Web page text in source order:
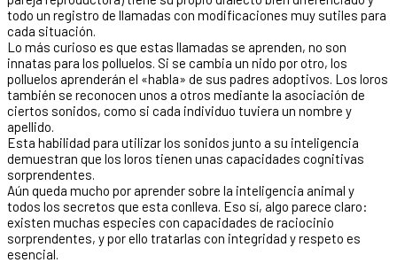
todo un registro de llamadas con modificaciones muy sutiles para
cada situación.
Lo más curioso es que estas llamadas se aprenden, no son
innatas para los polluelos. Si se cambia un nido por otro, los
polluelos aprenderán el «habla» de sus padres adoptivos. Los loros
también se reconocen unos a otros mediante la asociación de
ciertos sonidos, como si cada individuo tuviera un nombre y
apellido.
Esta habilidad para utilizar los sonidos junto a su inteligencia
demuestran que los loros tienen unas capacidades cognitivas
sorprendentes.
Aún queda mucho por aprender sobre la inteligencia animal y
todos los secretos que esta conlleva. Eso sí, algo parece claro:
existen muchas especies con capacidades de raciocinio
sorprendentes, y por ello tratarlas con integridad y respeto es
esencial.